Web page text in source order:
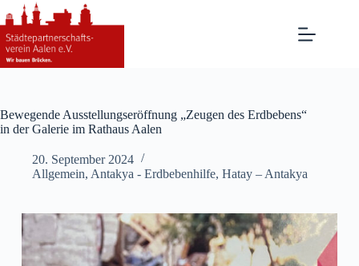
Inhalt
springen
Bewegende Ausstellungseröffnung „Zeugen des Erdbebens“
in der Galerie im Rathaus Aalen
20. September 2024
Allgemein, Antakya - Erdbebenhilfe, Hatay – Antakya